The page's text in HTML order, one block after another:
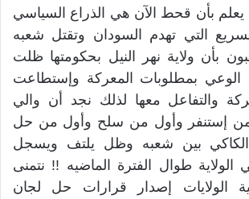
يعلم بأن قحط الآن هي الذراع السياسي
التي تهدم السودان وتقتل شعبه
بأن ولاية نهر النيل بحكومتها ظلت
بمطلوبات المعركة وإستطاعت
والتفاعل معها لذلك نجد أن والي
من إستنفر وأول من سلح وأول من حل
بين شعبه وظل يلتف ويسجل
الولاية طوال الفترة الماضيه !! نتمنى
الولايات إصدار قرارات حل لجان